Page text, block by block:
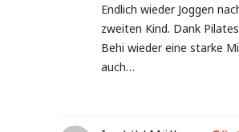
Endlich wieder Joggen
zweiten Kind. Dank
Behi wieder eine starke
auch…